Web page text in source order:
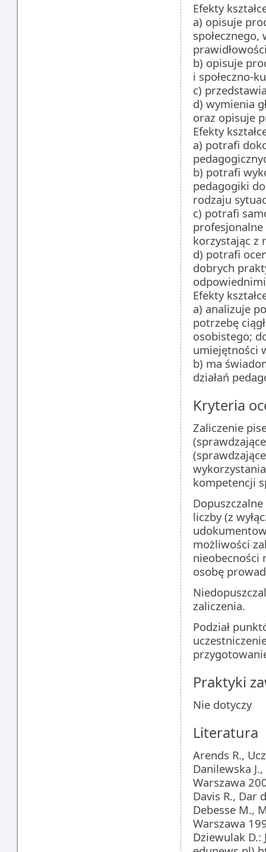
Efekty
a) opisuje
b) opisuje
i społeczno-
c)
d) wymienia
oraz opisuje
Efekty
a) potrafi
b) potrafi
pedagogiki
rodzaju
c) potrafi
profesjonalne
korzystając z
d) potrafi
dobrych
Efekty
a) analizuje
potrzebę
osobistego;
umiejętności
b) ma
działań
Kryteria
Zaliczenie
kompetencji
liczby (z
możliwości
nieobecności
osobę
zaliczenia.
Podział
Praktyki
Nie dotyczy
Literatura
Arends R.,
Danilewska
Warszawa
Davis R., Dar
Debesse M.,
Warszawa
Dziewulak D.: